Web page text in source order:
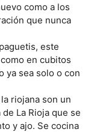
como a los
que nunca
este
en cubitos
ya sea solo o con
riojana son un
La Rioja que se
y ajo. Se cocina